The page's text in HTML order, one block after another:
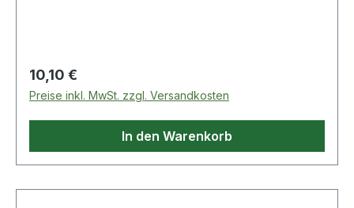
Regulärer Preis:
10,10 €
Preise inkl. MwSt. zzgl. Versandkosten
In den Warenkorb